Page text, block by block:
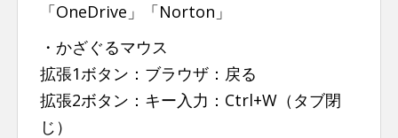
「OneDrive」「Norton」
・かざぐるマウス
拡張1ボタン：ブラウザ：戻る
拡張2ボタン：キー入力：Ctrl+W（タブ閉
じ）